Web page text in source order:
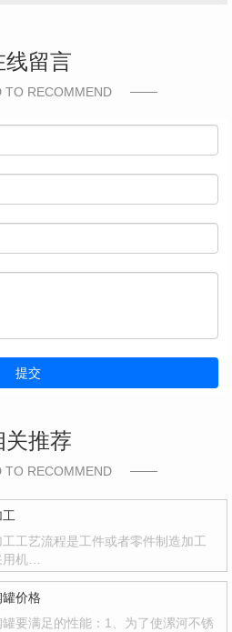
线留言
TO RECOMMEND
提交
关推荐
TO RECOMMEND
工艺流程是工件或者零件制造加工
机…
价格
要满足的性能：1、为了使漯河不锈